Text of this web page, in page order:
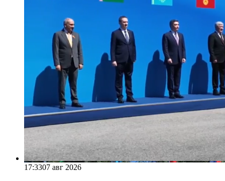
17:3307 авг 2026